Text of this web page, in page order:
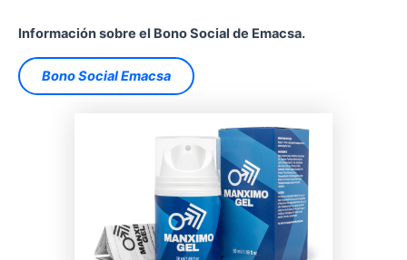
Información sobre el Bono Social de Emacsa.
Bono Social Emacsa